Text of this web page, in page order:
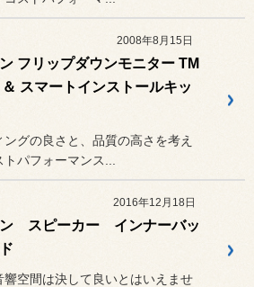
2008年8月15日
フリップダウンモニター TM
スマートインストールキッ
ングの良さと、品質の高さを考え
パフォーマンス...
2016年12月18日
ン スピーカー インナーバッ
響空間は決して良いとはいえませ